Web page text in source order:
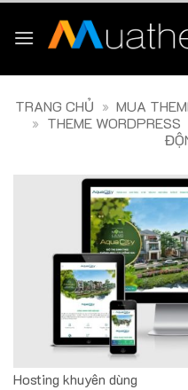
TRANG CHỦ » MUA
» THEME WORDPRESS
Hosting khuyên dùng